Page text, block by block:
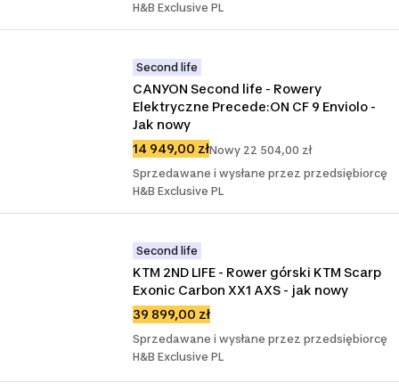
H&B Exclusive PL
Second life
CANYON Second life - Rowery
Elektryczne Precede:ON CF 9 Enviolo -
Jak nowy
14 949,00 złNowy 22 504,00 zł
Sprzedawane i wysłane przez przedsiębiorcę
H&B Exclusive PL
Second life
KTM 2ND LIFE - Rower górski KTM Scarp
Exonic Carbon XX1 AXS - jak nowy
39 899,00 zł
Sprzedawane i wysłane przez przedsiębiorcę
H&B Exclusive PL